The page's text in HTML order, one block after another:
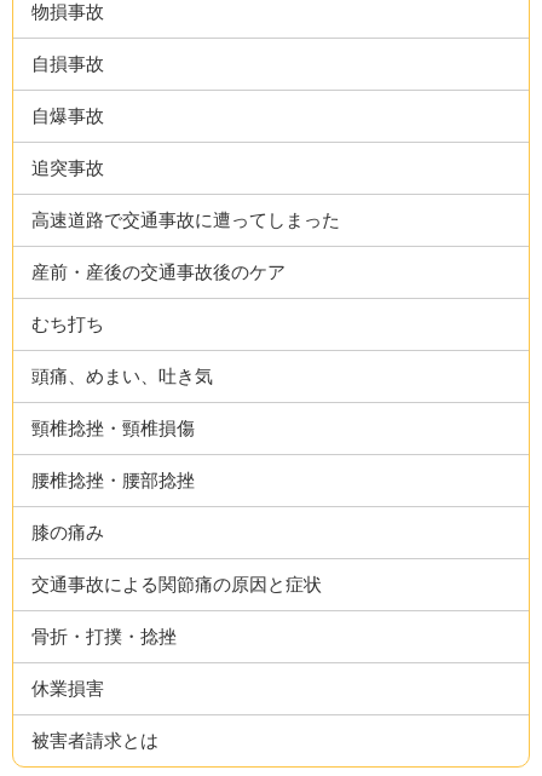
物損事故
自損事故
自爆事故
追突事故
高速道路で交通事故に遭ってしまった
産前・産後の交通事故後のケア
むち打ち
頭痛、めまい、吐き気
頸椎捻挫・頸椎損傷
腰椎捻挫・腰部捻挫
膝の痛み
交通事故による関節痛の原因と症状
骨折・打撲・捻挫
休業損害
被害者請求とは